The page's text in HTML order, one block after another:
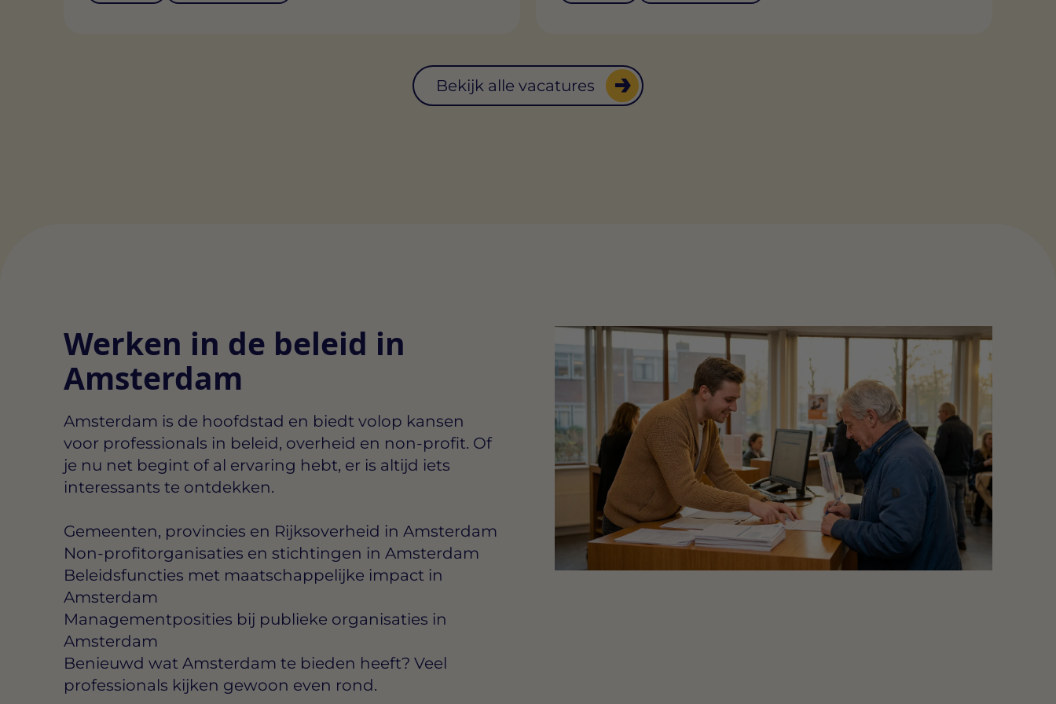
Bekijk alle vacatures
Werken in de beleid in
Amsterdam
Amsterdam is de hoofdstad en biedt volop kansen
voor professionals in beleid, overheid en non-profit. Of
je nu net begint of al ervaring hebt, er is altijd iets
interessants te ontdekken.
Gemeenten, provincies en Rijksoverheid in Amsterdam
Non-profitorganisaties en stichtingen in Amsterdam
Beleidsfuncties met maatschappelijke impact in
Amsterdam
Managementposities bij publieke organisaties in
Amsterdam
Benieuwd wat Amsterdam te bieden heeft? Veel
professionals kijken gewoon even rond.